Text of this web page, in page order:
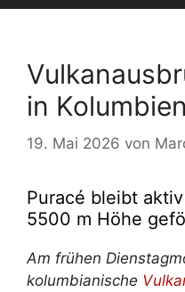
in
19. Mai 2026 von
Puracé bleibt
5500 m Höhe
Am frühen
kolumbianische